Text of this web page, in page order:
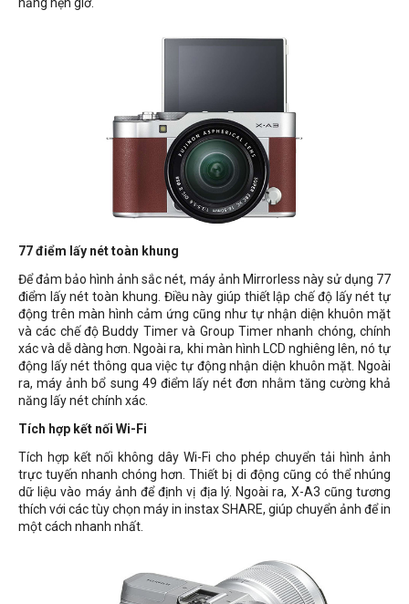
77 điểm lấy nét toàn khung
Để đảm bảo hình ảnh sắc nét, máy ảnh Mirrorless này sử dụng 77
điểm lấy nét toàn khung. Điều này giúp thiết lập chế độ lấy nét tự
động trên màn hình cảm ứng cũng như tự nhận diện khuôn mặt
và các chế độ Buddy Timer và Group Timer nhanh chóng, chính
xác và dễ dàng hơn. Ngoài ra, khi màn hình LCD nghiêng lên, nó tự
động lấy nét thông qua việc tự động nhận diện khuôn mặt. Ngoài
ra, máy ảnh bổ sung 49 điểm lấy nét đơn nhằm tăng cường khả
năng lấy nét chính xác.
Tích hợp kết nối Wi-Fi
Tích hợp kết nối không dây Wi-Fi cho phép chuyển tải hình ảnh
trực tuyến nhanh chóng hơn. Thiết bị di động cũng có thể nhúng
dữ liệu vào máy ảnh để định vị địa lý. Ngoài ra, X-A3 cũng tương
thích với các tùy chọn máy in instax SHARE, giúp chuyển ảnh để in
một cách nhanh nhất.